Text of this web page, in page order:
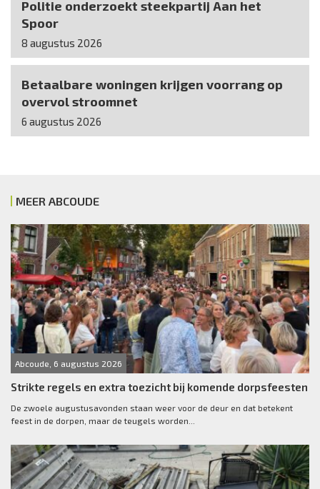
Politie onderzoekt steekpartij Aan het
Spoor
8 augustus 2026
Betaalbare woningen krijgen voorrang op
overvol stroomnet
6 augustus 2026
MEER ABCOUDE
Abcoude, 6 augustus 2026
Strikte regels en extra toezicht bij komende dorpsfeesten
De zwoele augustusavonden staan weer voor de deur en dat betekent
feest in de dorpen, maar de teugels worden...